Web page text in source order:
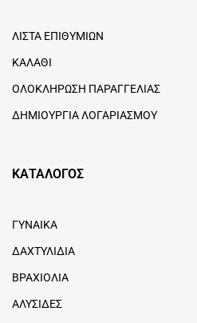
ΛΙΣΤΑ ΕΠΙΘΥΜΙΩΝ
ΚΑΛΑΘΙ
ΟΛΟΚΛΗΡΩΣΗ ΠΑΡΑΓΓΕΛΙΑΣ
ΔΗΜΙΟΥΡΓΙΑ ΛΟΓΑΡΙΑΣΜΟΥ
ΚΑΤΑΛΟΓΟΣ
ΓΥΝΑΙΚΑ
ΔΑΧΤΥΛΙΔΙΑ
ΒΡΑΧΙΟΛΙΑ
ΑΛΥΣΙΔΕΣ